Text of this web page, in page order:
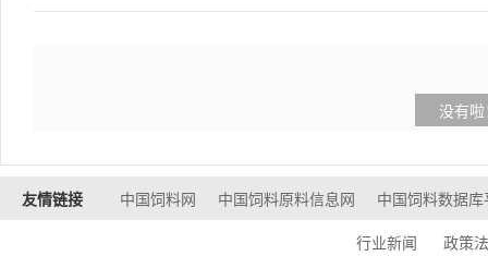
没有
友情链接 中国饲料网 中国饲料原料信息网
中国饲料数据库
行业新闻
政策